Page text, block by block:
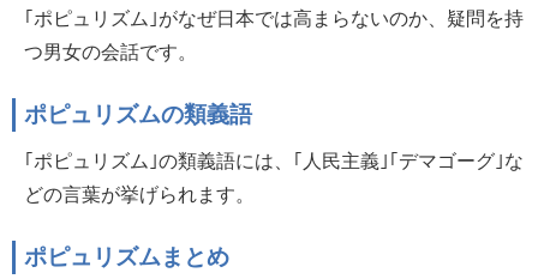
｢ポピュリズム｣がなぜ日本では高まらないのか、疑問を持
つ男女の会話です。
ポピュリズムの類義語
｢ポピュリズム｣の類義語には、｢人民主義｣｢デマゴーグ｣な
どの言葉が挙げられます。
ポピュリズムまとめ